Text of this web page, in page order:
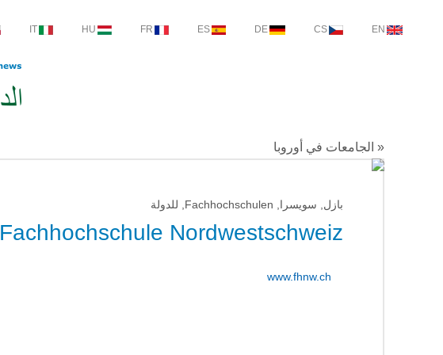
EN
CS
DE
ES
FR
HU
IT
« الجامعات في أوروبا
بازل, سويسرا, Fachhochschulen, للدولة
Fachhochschule Nordwestschweiz
www.fhnw.ch